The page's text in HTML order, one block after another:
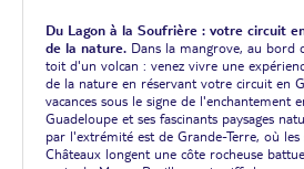
Du Lagon à la Soufrière : votre circuit
de la nature. Dans la mangrove, au bord
toit d'un volcan : venez vivre une
de la nature en réservant votre circuit en
vacances sous le signe de l'enchantement
Guadeloupe et ses fascinants paysages
par l'extrémité est de Grande-Terre, où
Châteaux longent une côte rocheuse